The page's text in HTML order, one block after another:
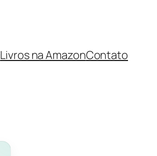
Livros na AmazonContato